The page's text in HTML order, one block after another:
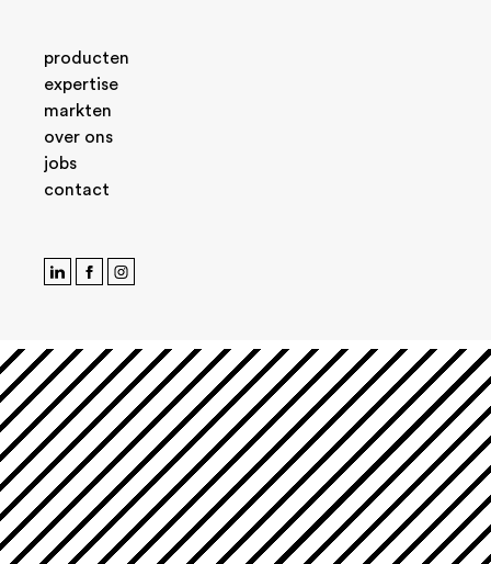
producten
expertise
markten
over ons
jobs
contact